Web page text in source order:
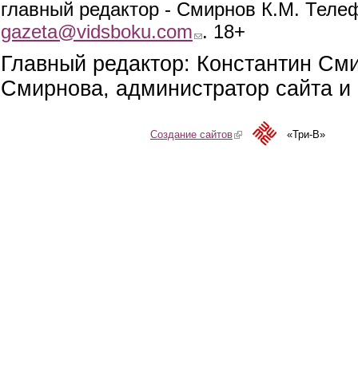
главный редактор - Смирнов К.М.
gazeta@vidsboku.com (link sends e-mail)
. 18+
Главный редактор: Константин
Смирнова, администратор сайта
Создание сайтов(link is external)«Три-В»